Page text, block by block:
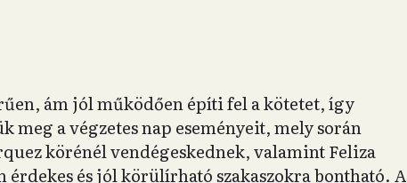
ám jól működően építi fel a kötetet, így
meg a végzetes nap eseményeit, mely során
körénél vendégeskednek, valamint Feliza
érdekes és jól körülírható szakaszokra bontható. A